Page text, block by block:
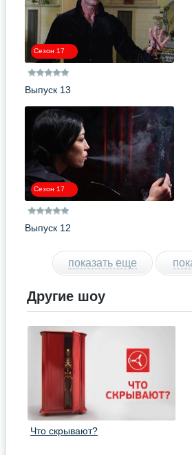
Сезон 17
Выпуск 13
Сезон 17
Выпуск 12
показать еще
Другие шоу
Что скрывают?